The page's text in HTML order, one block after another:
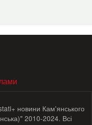
новини Кам'янського
2010-2024. Всі